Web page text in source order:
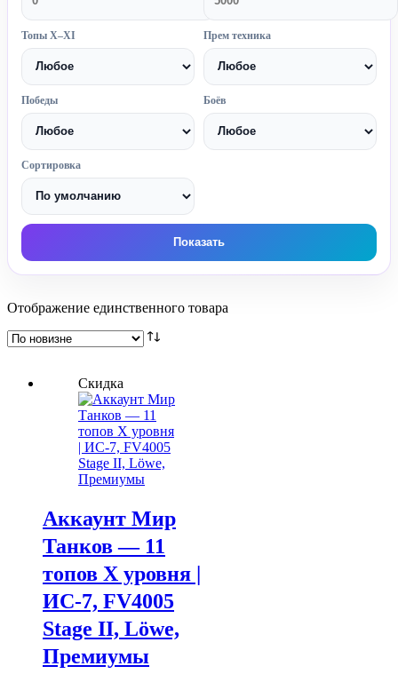
Топы X–XI Прем техника
Победы Боёв
Сортировка
Показать
Отображение единственного товара
Скидка
Аккаунт Мир
Танков — 11
топов X уровня |
ИС-7, FV4005
Stage II, Löwe,
Премиумы